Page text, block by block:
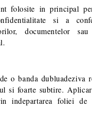
folosite in principal
si a
documentelor
o banda dubluadeziva
si foarte subtire.
indepartarea foliei de